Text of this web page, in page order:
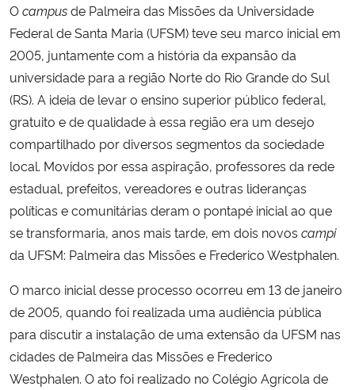
Ocampusde Palmeira das Missões da Universidade
Federal de Santa Maria (UFSM) teve seu marco inicial em
2005, juntamente com a história da expansão da
universidade para a região Norte do Rio Grande do Sul
(RS). A ideia de levar o ensino superior público federal,
gratuito e de qualidade à essa região era um desejo
compartilhado por diversos segmentos da sociedade
local. Movidos por essa aspiração, professores da rede
estadual, prefeitos, vereadores e outras lideranças
políticas e comunitárias deram o pontapé inicial ao que
se transformaria, anos mais tarde, em dois novos campi
da UFSM: Palmeira das Missões e FredericoWestphalen.
O marco inicial desse processo ocorreu em 13 de janeiro
de 2005, quando foi realizada uma audiência pública
para discutir a instalação de uma extensão da UFSM nas
cidades de Palmeira das Missões e Frederico
Westphalen. O ato foi realizado no Colégio Agrícola de